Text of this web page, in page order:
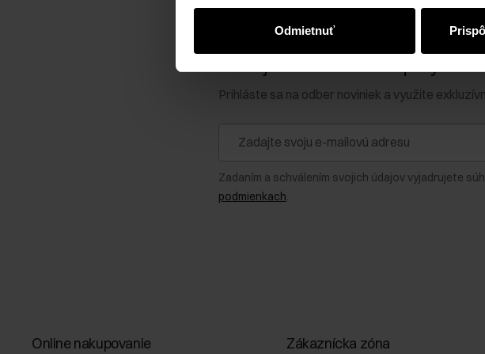
Odmietnuť
Prihláste sa na odber noviniek a využite
Zadaním a schválením svojich údajov vyjadrujete
podmienkach.
Online nakupovanie Zákaznícka zóna